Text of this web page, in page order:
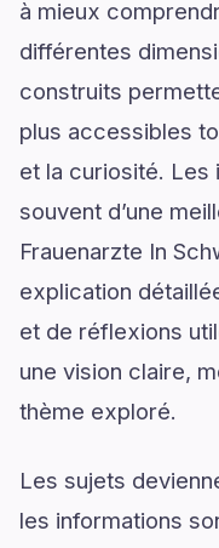
à mieux
différentes
construits
plus accessibles
et la curiosité. Les
souvent d’une
Frauenarzte In
explication
et de réflexions
une vision claire,
thème exploré.
Les sujets
les informations